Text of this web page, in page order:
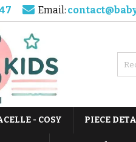
Email:
- COSY PIECE